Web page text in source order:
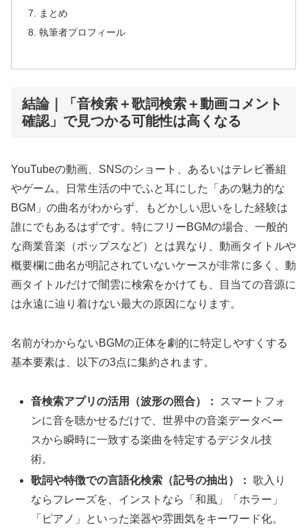
まとめ
執筆者プロフィール
結論｜「音検索＋歌詞検索＋動画コメント
確認」で見つかる可能性は高くなる
YouTubeの動画、SNSのショート、あるいはテレビ番組
やゲーム。日常生活の中でふと耳にした「あの魅力的な
BGM」の曲名がわからず、もどかしい思いをした経験は
誰にでもあるはずです。特にフリーBGMの場合、一般的
な商業音楽（ポップスなど）とは異なり、動画タイトルや
概要欄に曲名が明記されていないケースが非常に多く、動
画タイトルだけで闇雲に検索をかけても、目当ての音源に
は永遠に辿り着けない最大の原因になります。
名前がわからないBGMの正体を劇的に特定しやすくする
基本要素は、以下の3点に集約されます。
音検索アプリの活用（波形の照合）：
スマートフォ
ンに音を聴かせるだけで、世界中の音楽データベー
スから瞬時に一致する楽曲を特定するデジタル技
術。
歌詞や特徴での言語化検索（記号の抽出）： 歌入り
ならフレーズを、インストなら「和風」「ホラー」
「ピアノ」といった楽器や雰囲気をキーワード化。